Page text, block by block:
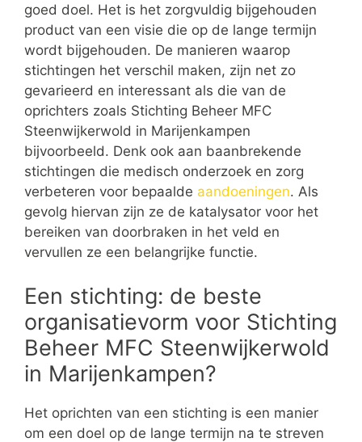
goed doel. Het is het zorgvuldig bijgehouden
product van een visie die op de lange termijn
wordt bijgehouden. De manieren waarop
stichtingen het verschil maken, zijn net zo
gevarieerd en interessant als die van de
oprichters zoals Stichting Beheer MFC
Steenwijkerwold in Marijenkampen
bijvoorbeeld. Denk ook aan baanbrekende
stichtingen die medisch onderzoek en zorg
verbeteren voor bepaalde aandoeningen. Als
gevolg hiervan zijn ze de katalysator voor het
bereiken van doorbraken in het veld en
vervullen ze een belangrijke functie.
Een stichting: de beste
organisatievorm voor Stichting
Beheer MFC Steenwijkerwold
in Marijenkampen?
Het oprichten van een stichting is een manier
om een doel op de lange termijn na te streven